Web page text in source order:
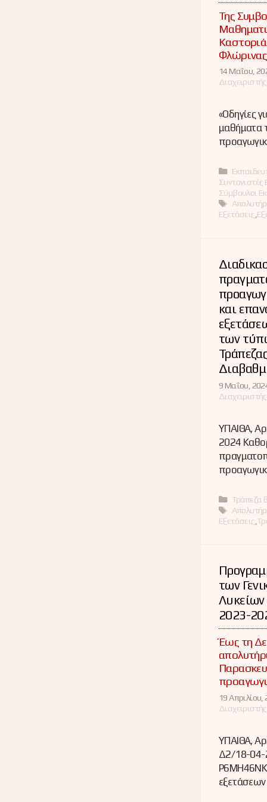
Της
Φλώρινας
14 Μαΐου,
«Οδηγίες
μαθήματα
Συντονιστές
Σύμβουλοι
Ετικέτες
Εξετάσεις
και
των
9 Μαΐου,
ΥΠΑΙΘΑ,
2024
Τράπεζα
Ετικέτες
Εξετάσεις
των
Λυκείων
2023-
Έως τη
19 Απριλίου,
ΥΠΑΙΘΑ,
Δ2/18-04-